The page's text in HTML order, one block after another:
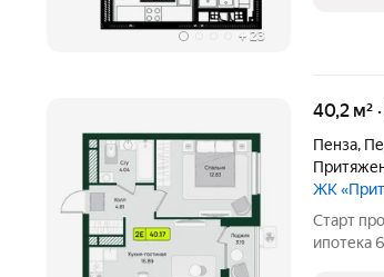
+ 23
40,2
Пенза,
ЖК
Старт
ипотека